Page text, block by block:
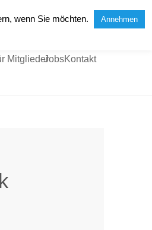
MitgliederJobsKontakt
wenn Sie möchten. Annehmen